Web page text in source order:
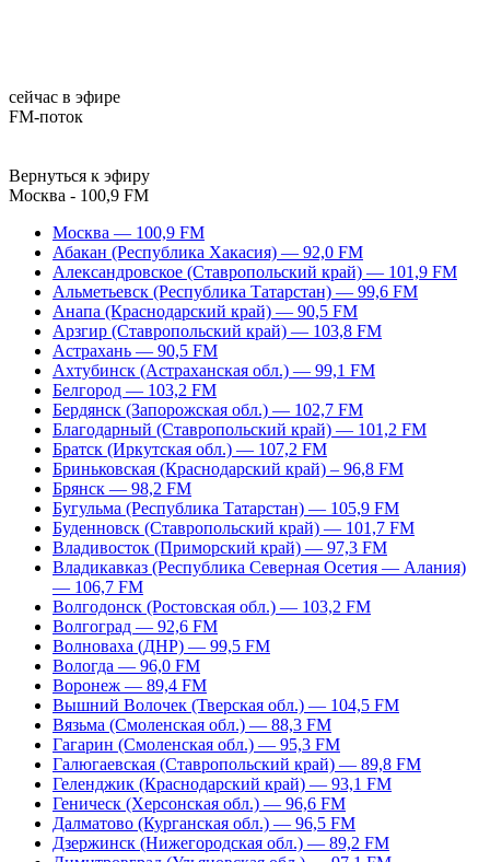
сейчас в эфире
FM-поток
Вернуться к эфиру
Москва - 100,9 FM
Москва — 100,9 FM
Абакан (Республика Хакасия) — 92,0 FM
Александровское (Ставропольский край) — 101,9 FM
Альметьевск (Республика Татарстан) — 99,6 FM
Анапа (Краснодарский край) — 90,5 FM
Арзгир (Ставропольский край) — 103,8 FM
Астрахань — 90,5 FM
Ахтубинск (Астраханская обл.) — 99,1 FM
Белгород — 103,2 FM
Бердянск (Запорожская обл.) — 102,7 FM
Благодарный (Ставропольский край) — 101,2 FM
Братск (Иркутская обл.) — 107,2 FM
Бриньковская (Краснодарский край) – 96,8 FM
Брянск — 98,2 FM
Бугульма (Республика Татарстан) — 105,9 FM
Буденновск (Ставропольский край) — 101,7 FM
Владивосток (Приморский край) — 97,3 FM
Владикавказ (Республика Северная Осетия — Алания)
— 106,7 FM
Волгодонск (Ростовская обл.) — 103,2 FM
Волгоград — 92,6 FM
Волноваха (ДНР) — 99,5 FM
Вологда — 96,0 FM
Воронеж — 89,4 FM
Вышний Волочек (Тверская обл.) — 104,5 FM
Вязьма (Смоленская обл.) — 88,3 FM
Гагарин (Смоленская обл.) — 95,3 FM
Галюгаевская (Ставропольский край) — 89,8 FM
Геленджик (Краснодарский край) — 93,1 FM
Геническ (Херсонская обл.) — 96,6 FM
Далматово (Курганская обл.) — 96,5 FM
Дзержинск (Нижегородская обл.) — 89,2 FM